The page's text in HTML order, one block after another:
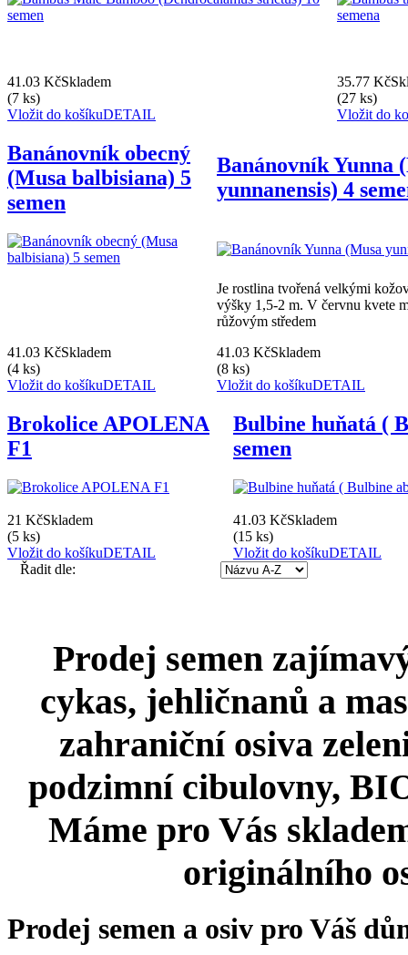
41.03 KčSkladem
(7 ks)
Vložit do košíkuDETAIL
35.77 Kč
(27 ks)
Vložit do
Banánovník obecný
(Musa balbisiana) 5
semen
Banánovník Yunna
yunnanensis) 4
Je rostlina tvořená velkými
výšky 1,5-2 m. V červnu kvete
růžovým středem
41.03 KčSkladem
(4 ks)
Vložit do košíkuDETAIL
41.03 KčSkladem
(8 ks)
Vložit do košíkuDETAIL
Brokolice APOLENA
F1
Bulbine huňatá (
semen
21 KčSkladem
(5 ks)
Vložit do košíkuDETAIL
41.03 KčSkladem
(15 ks)
Vložit do košíkuDETAIL
Řadit dle:
Prodej semen
cykas, jehličnanů a
zahraniční osiva
podzimní cibulovny,
Máme pro Vás
originálního
Prodej semen a osiv pro Váš